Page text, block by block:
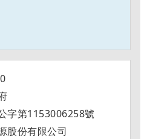
字第1153006258號
股份有限公司